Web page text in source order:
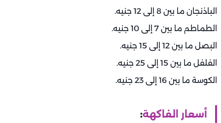
الباذنجان ما بين 8 إلى 12 جنيه.
الطماطم ما بين 7 إلى 10 جنيه.
البصل ما بين 12 إلى 15 جنيه.
الفلفل ما بين 15 إلى 25 جنيه.
الكوسة ما بين 16 إلى 23 جنيه.
أسعار الفاكهة: